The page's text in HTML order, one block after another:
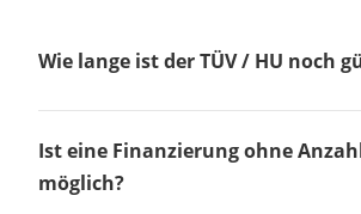
Wie lange ist der TÜV / HU noch
Ist eine Finanzierung ohne
möglich?